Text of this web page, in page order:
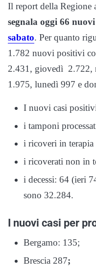
Il report della Regione
segnala oggi 66
sabato. Per quanto
1.782 nuovi positivi
2.431, giovedì 2.722,
1.975, lunedì 997 e
I nuovi casi
i tamponi
i ricoveri in
i ricoverati non in
i decessi: 64 (ieri
sono 32.284.
I nuovi casi per
Bergamo: 135;
Brescia 287;